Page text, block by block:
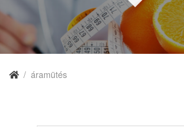
/ áramütés